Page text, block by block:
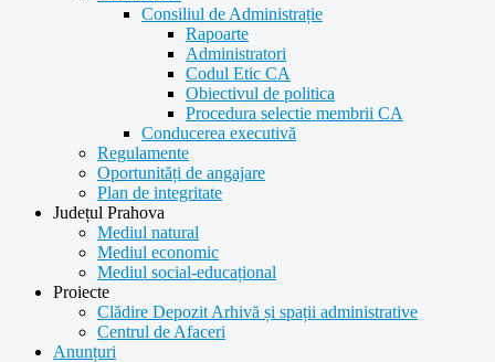
Consiliul de Administrație
Rapoarte
Administratori
Codul Etic CA
Obiectivul de politica
Procedura selectie membrii CA
Conducerea executivă
Regulamente
Oportunități de angajare
Plan de integritate
Județul Prahova
Mediul natural
Mediul economic
Mediul social-educațional
Proiecte
Clădire Depozit Arhivă și spații administrative
Centrul de Afaceri
Anunțuri